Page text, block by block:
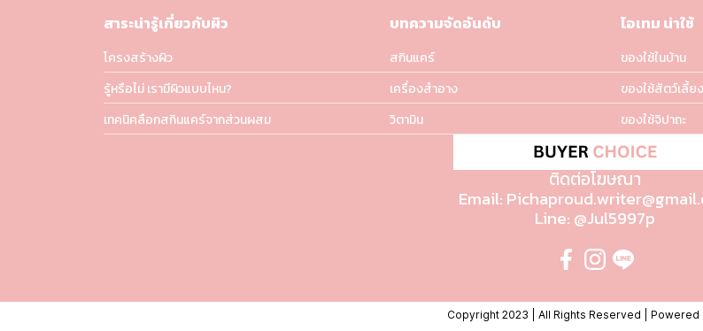
สาระน่ารู้เกี่ยวกับผิว
โครงสร้างผิว
รู้หรือไม่ เรามีผิวแบบไหน?
เทคนิคลือกสกินแคร์จากส่วนผสม
บทความจัดอันดับ
สกินแคร์
เครื่องสำอาง
วิตามิน
ไอเทม น่าใช้
ของใช้ในบ้าน
ของใช้สัตว์เลี้ยง
ของใช้จิปาถะ
ติดต่อโฆษณา
Email:
Line: @Jul5997p
Copyright 2023 | All Rights Reserved | Powered